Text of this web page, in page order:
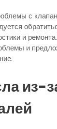
с
и
и
из-